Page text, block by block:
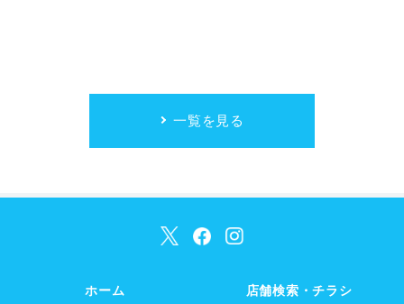
一覧を見る
ホーム 店舗検索・チラシ